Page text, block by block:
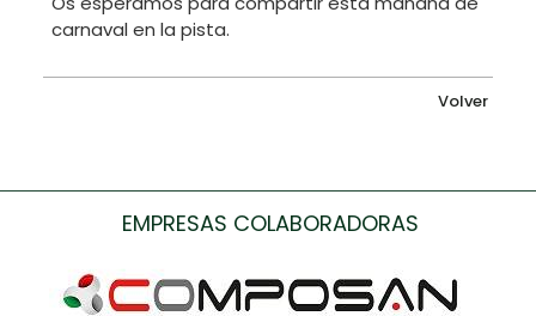
carnaval en la pista.
Volver
EMPRESAS COLABORADORAS